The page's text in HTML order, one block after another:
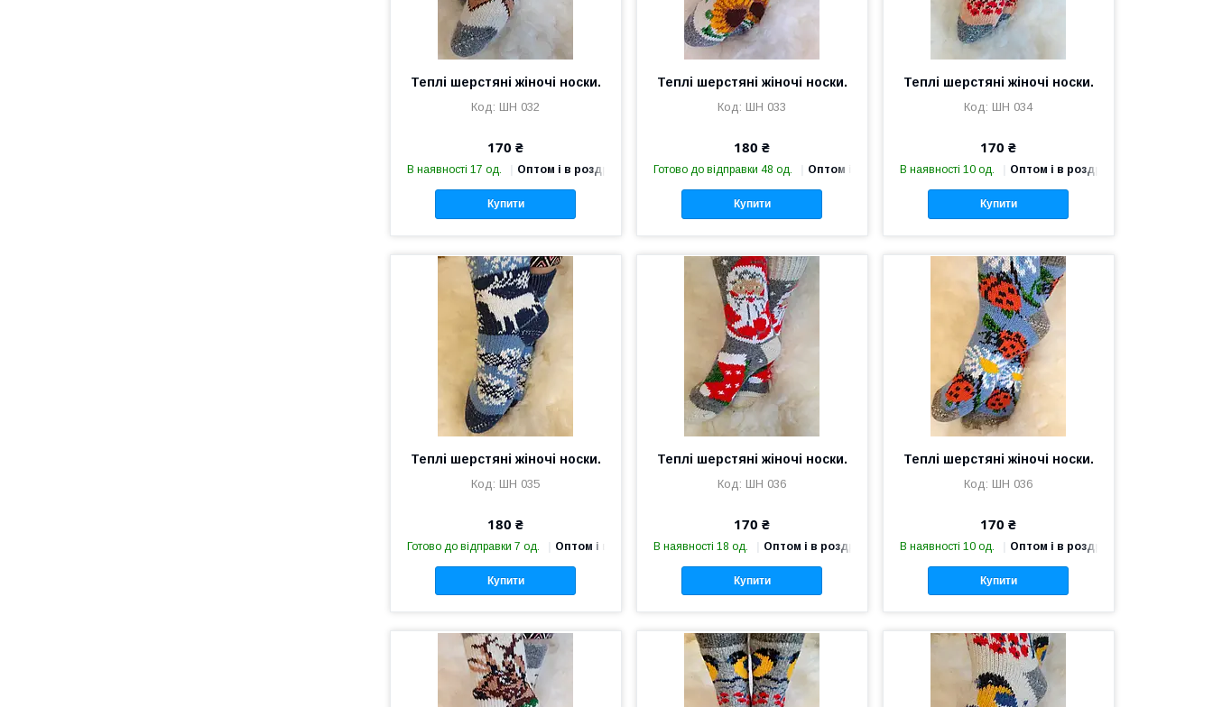
Теплі шерстяні жіночі носки.
ШН 032
170 ₴
В наявності 17 од. Оптом і в роздріб
Купити
Теплі шерстяні жіночі носки.
ШН 033
180 ₴
Готово до відправки 48 од. Оптом і в роздріб
Купити
Теплі шерстяні жіночі носки.
ШН 034
170 ₴
В наявності 10 од. Оптом і в роздріб
Купити
Теплі шерстяні жіночі носки.
ШН 035
180 ₴
Готово до відправки 7 од. Оптом і в роздріб
Купити
Теплі шерстяні жіночі носки.
ШН 036
170 ₴
В наявності 18 од. Оптом і в роздріб
Купити
Теплі шерстяні жіночі носки.
ШН 036
170 ₴
В наявності 10 од. Оптом і в роздріб
Купити